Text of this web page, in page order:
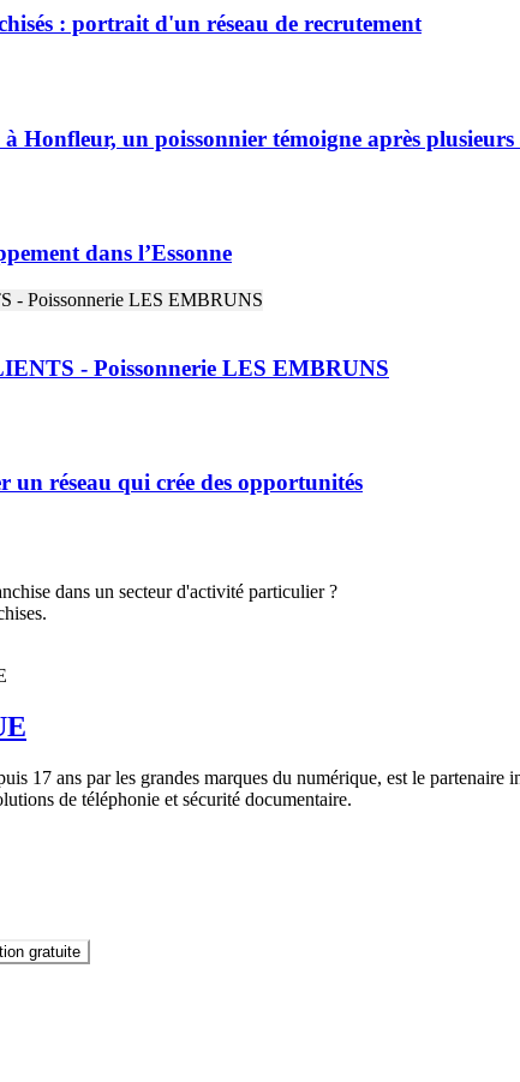
: portrait d'un réseau de recrutement
Honfleur, un poissonnier témoigne après plusieurs
dans l’Essonne
- Poissonnerie LES EMBRUNS
un réseau qui crée des opportunités
dans un secteur d'activité particulier ?
17 ans par les grandes marques du numérique, est le
de téléphonie et sécurité documentaire.
gratuite